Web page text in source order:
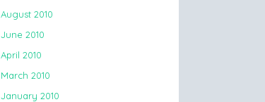
August 2010
June 2010
April 2010
March 2010
January 2010